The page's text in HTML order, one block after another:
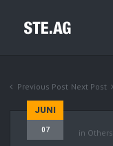
Previous Post Next Post
JUNI
07 in Others